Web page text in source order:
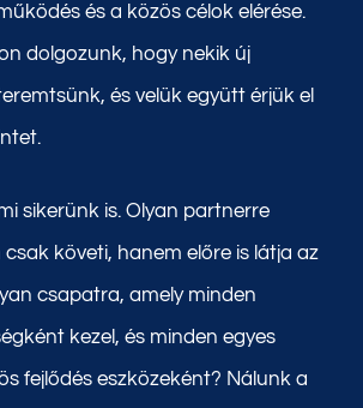
és a közös célok elérése.
dolgozunk, hogy nekik új
és velük együtt érjük el
sikerünk is. Olyan partnerre
követi, hanem előre is látja az
csapatra, amely minden
kezel, és minden egyes
fejlődés eszközeként? Nálunk a